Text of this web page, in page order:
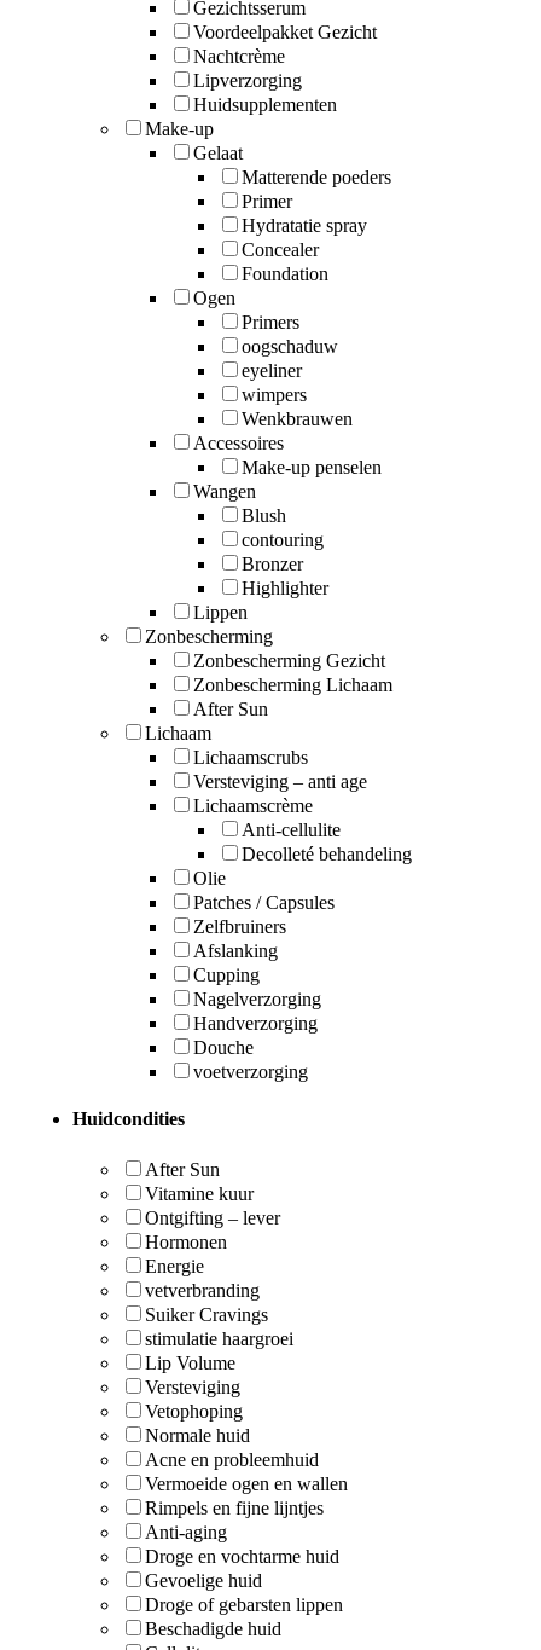
Gezichtsserum
Voordeelpakket Gezicht
Nachtcrème
Lipverzorging
Huidsupplementen
Make-up
Gelaat
Matterende poeders
Primer
Hydratatie spray
Concealer
Foundation
Ogen
Primers
oogschaduw
eyeliner
wimpers
Wenkbrauwen
Accessoires
Make-up penselen
Wangen
Blush
contouring
Bronzer
Highlighter
Lippen
Zonbescherming
Zonbescherming Gezicht
Zonbescherming Lichaam
After Sun
Lichaam
Lichaamscrubs
Versteviging – anti age
Lichaamscrème
Anti-cellulite
Decolleté behandeling
Olie
Patches / Capsules
Zelfbruiners
Afslanking
Cupping
Nagelverzorging
Handverzorging
Douche
voetverzorging
Huidcondities
After Sun
Vitamine kuur
Ontgifting – lever
Hormonen
Energie
vetverbranding
Suiker Cravings
stimulatie haargroei
Lip Volume
Versteviging
Vetophoping
Normale huid
Acne en probleemhuid
Vermoeide ogen en wallen
Rimpels en fijne lijntjes
Anti-aging
Droge en vochtarme huid
Gevoelige huid
Droge of gebarsten lippen
Beschadigde huid